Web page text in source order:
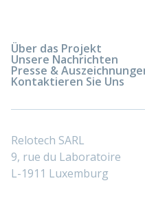
Über das Projekt
Unsere Nachrichten
Presse &
Kontaktieren Sie Uns
Relotech SARL
9, rue du Laboratoire
L-1911 Luxemburg